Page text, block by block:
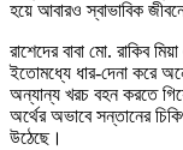
হয়ে আবারও স্বাভাবিক
রাশেদের বাবা মো. রাকিব
ইতোমধ্যে ধার-দেনা করে
অন্যান্য খরচ বহন করতে
অর্থের অভাবে সন্তানের
উঠেছে।